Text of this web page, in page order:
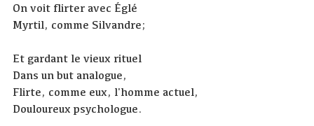
On voit flirter avec Églé
Myrtil, comme Silvandre;
Et gardant le vieux rituel
Dans un but analogue,
Flirte, comme eux, l'homme actuel,
Douloureux psychologue.